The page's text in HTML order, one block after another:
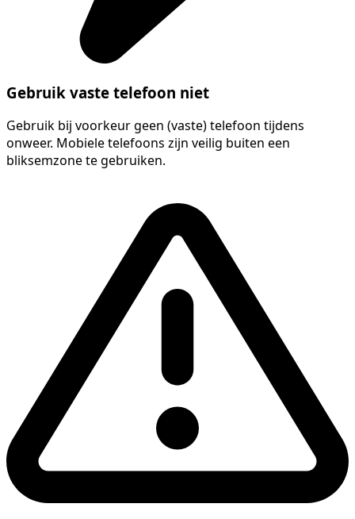
Gebruik vaste telefoon niet
Gebruik bij voorkeur geen (vaste) telefoon tijdens
onweer. Mobiele telefoons zijn veilig buiten een
bliksemzone te gebruiken.